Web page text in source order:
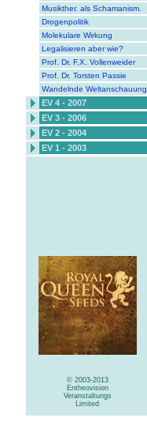
Musikther. als Schamanism.
Drogenpolitik
Molekulare Wirkung
Legalisieren aber wie?
Prof. Dr. F.X. Vollenweider
Prof. Dr. Torsten Passie
Wandelnde Weltanschauung
EV 4 - 2007
EV 3 - 2006
EV 2 - 2004
EV 1 - 2003
© 2003-2013
Entheovision
Veranstaltungs
Limited